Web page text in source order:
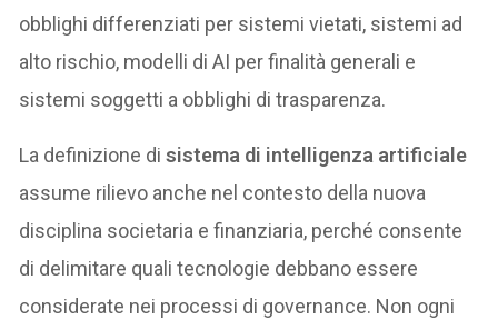
obblighi differenziati per sistemi vietati, sistemi ad
alto rischio, modelli di AI per finalità generali e
sistemi soggetti a obblighi di trasparenza.
La definizione disistema di intelligenza artificiale
assume rilievo anche nel contesto della nuova
disciplina societaria e finanziaria, perché consente
di delimitare quali tecnologie debbano essere
considerate nei processi di governance. Non ogni